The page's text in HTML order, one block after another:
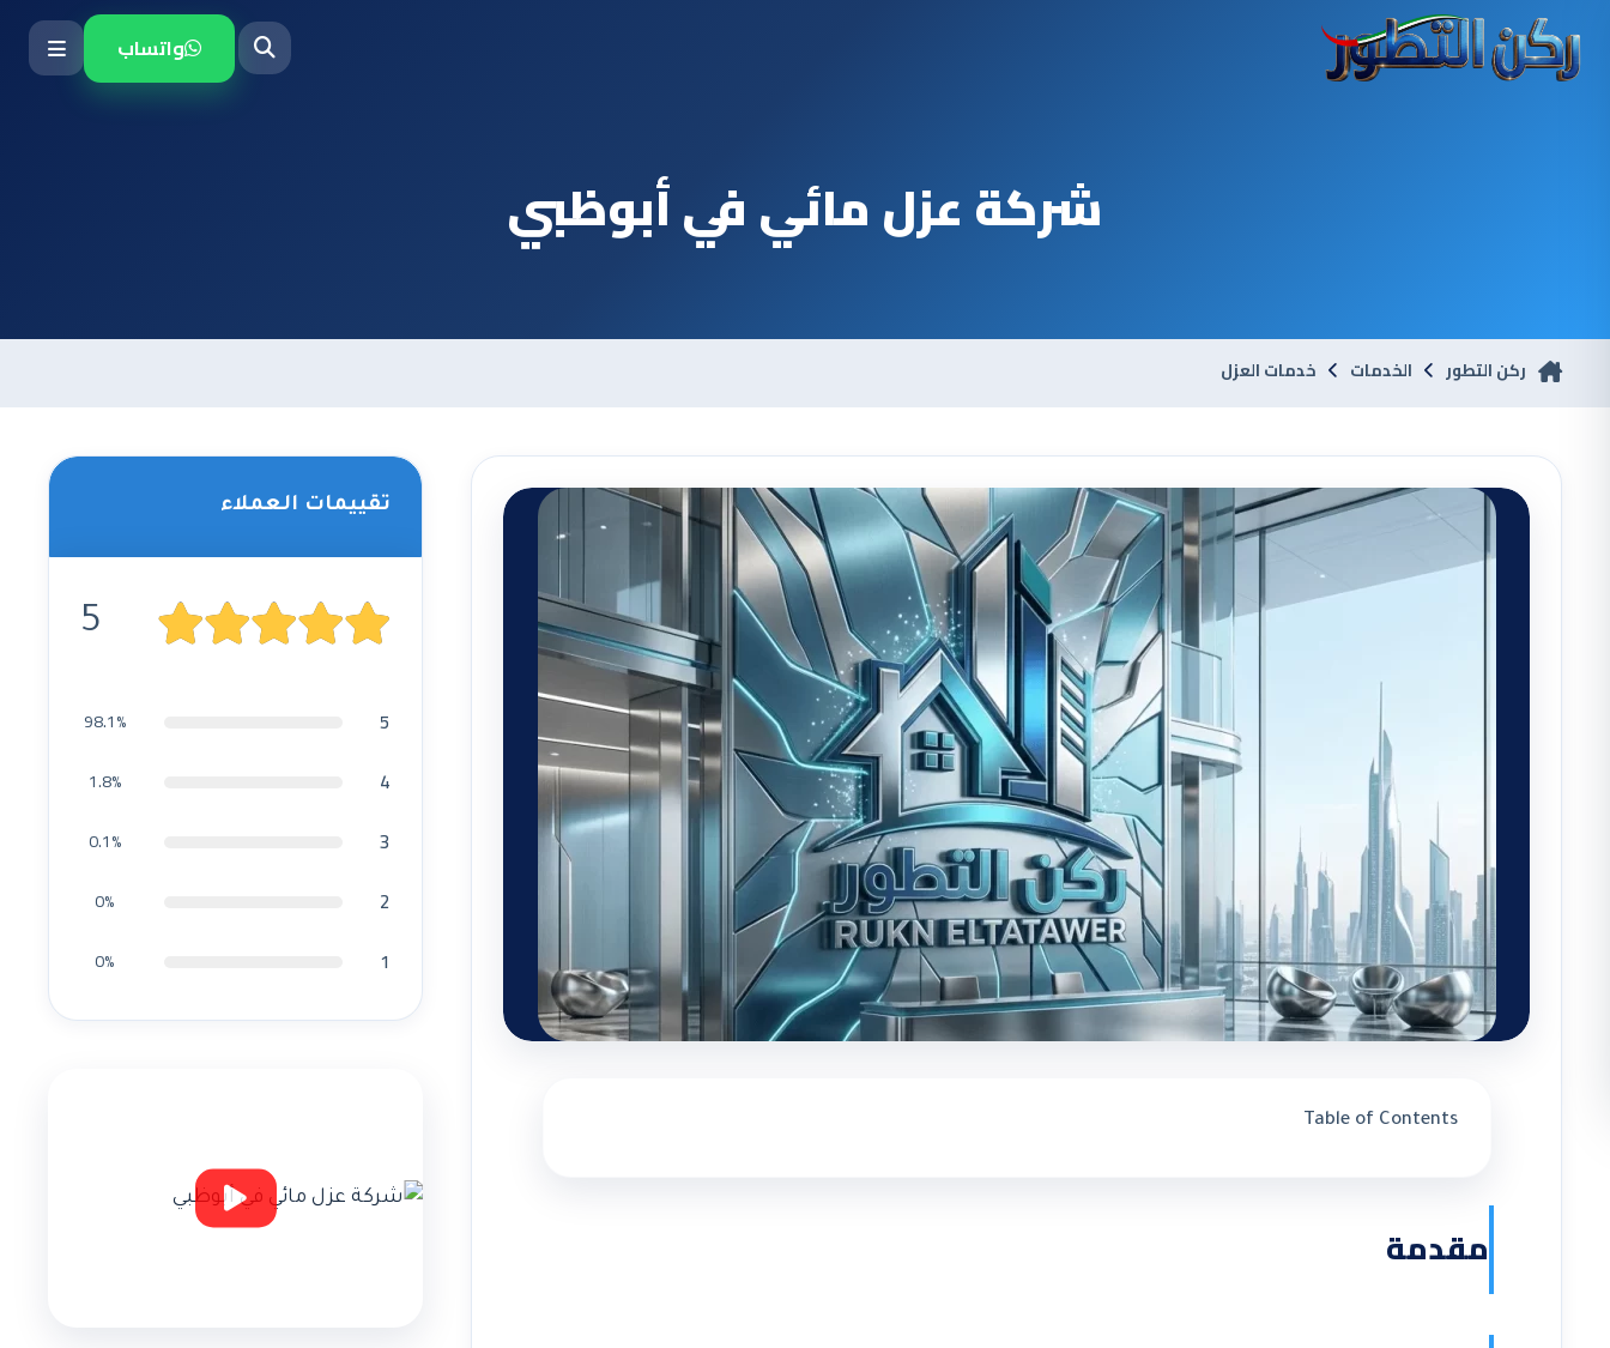
واتساب
شركة عزل مائي في أبوظبي
ركن التطور الخدمات خدمات العزل
Table of Contents
مقدمة
تقييمات العملاء
5
5
98.1%
4
1.8%
3
0.1%
2
0%
1
0%